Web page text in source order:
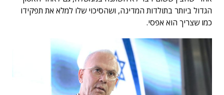
הגדול ביותר בתולדות המדינה, ושהסיכוי שלו למלא את תפקידו
כמו שצריך הוא אפסי.